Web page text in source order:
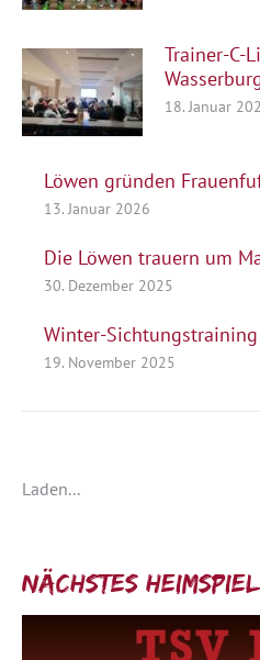
Trainer-C-
18. Januar
Löwen gründen
13. Januar 2026
Die Löwen trauern um
30. Dezember 2025
Winter-
19. November 2025
Laden...
Nächstes Heimspiel